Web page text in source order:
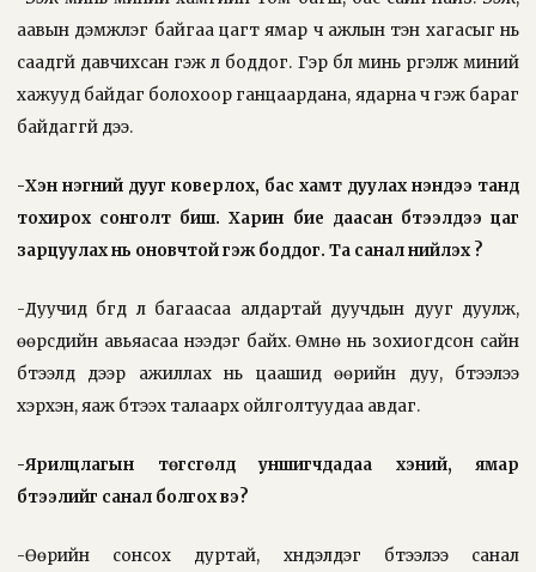
аавын дэмжлэг байгаа цагт ямар ч ажлын тэн хагасыг нь
саадгүй давчихсан гэж л боддог. Гэр бүл минь үргэлж миний
хажууд байдаг болохоор ганцаардана, ядарна ч гэж бараг
байдаггүй дээ.
-Хэн нэгний дууг коверлох, бас хамт дуулах үнэндээ танд
тохирох сонголт биш. Харин бие даасан бүтээлдээ цаг
зарцуулах нь оновчтой гэж боддог. Та санал нийлэх үү?
-Дуучид бүгд л багаасаа алдартай дуучдын дууг дуулж,
өөрсдийн авьяасаа нээдэг байх. Өмнө нь зохиогдсон сайн
бүтээлүүд дээр ажиллах нь цаашид өөрийн дуу, бүтээлээ
хэрхэн, яаж бүтээх талаарх ойлголтуудаа авдаг.
-Ярилцлагын төгсгөлд уншигч­дадаа хэний, ямар
бүтээлийг санал болгох вэ?
-Өөрийн сонсох дуртай, хүндэлдэг бүтээлээ санал